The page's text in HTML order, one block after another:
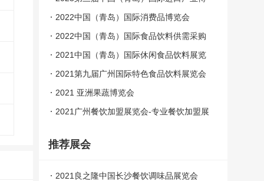
览会
2022中国（青岛）国际消费品博览会
2022中国（青岛）国际食品饮料供需采购
大会
2021中国（青岛）国际休闲食品饮料展览
会
2021第九届广州国际特色食品饮料展览会
关于 地理位置 联系我们 致联盟成员
2021 亚洲果蔬博览会
2021广州餐饮加盟展览会-专业餐饮加盟展
推荐展会
2021良之隆中国长沙餐饮调味品展览会